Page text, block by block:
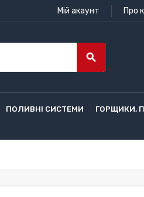
Мій акаунт Про
search
ПОЛИВНІ СИСТЕМИ ГОРЩИКИ,